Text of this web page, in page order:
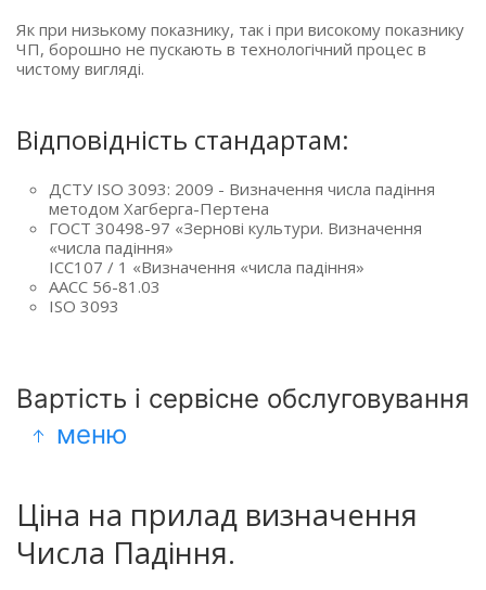
Як при низькому показнику, так і при високому показнику
ЧП, борошно не пускають в технологічний процес в
чистому вигляді.
Відповідність стандартам:
ДСТУ ISO 3093: 2009 - Визначення числа падіння
методом Хагберга-Пертена
ГОСТ 30498-97 «Зернові культури. Визначення
«числа падіння»
ICC107 / 1 «Визначення «числа падіння»
AACC 56-81.03
ISO 3093
Вартість і сервісне обслуговування
меню
Ціна на прилад визначення
Числа Падіння.